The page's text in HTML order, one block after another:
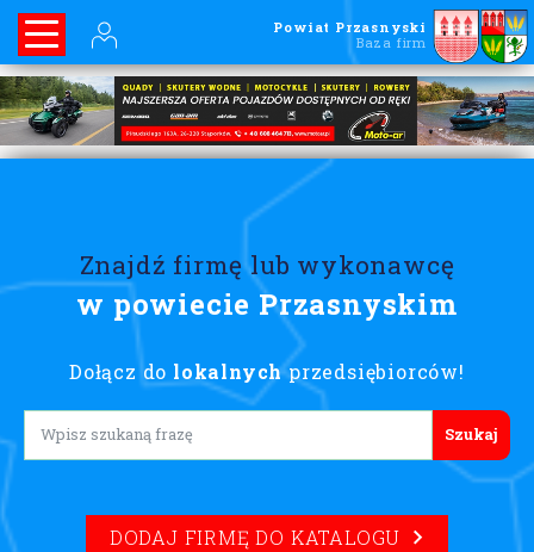
Powiat Przasnyski
Baza firm
Znajdź firmę lub wykonawcę
w powiecie Przasnyskim
Dołącz do lokalnych przedsiębiorców!
Lorem ipsum
DODAJ FIRMĘ DO KATALOGU